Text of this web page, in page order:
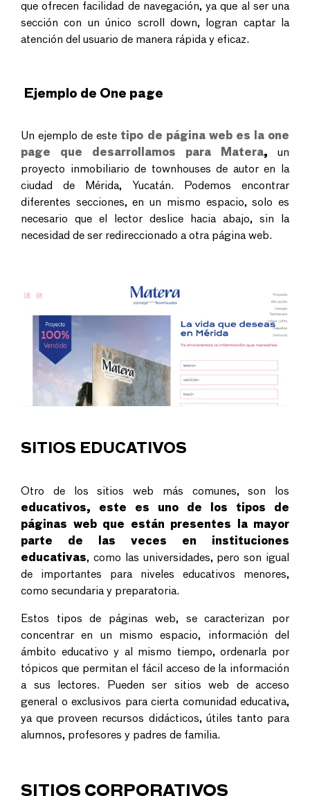
que ofrecen facilidad de navegación, ya que al ser una
sección con un único scroll down, logran captar la
atención del usuario de manera rápida y eficaz.
Ejemplo de One page
Un ejemplo de este tipo de página web es la one
page que desarrollamos para Matera, un
proyecto inmobiliario de townhouses de autor en la
ciudad de Mérida, Yucatán. Podemos encontrar
diferentes secciones, en un mismo espacio, solo es
necesario que el lector deslice hacia abajo, sin la
necesidad de ser redireccionado a otra página web.
SITIOS EDUCATIVOS
Otro de los sitios web más comunes, son los
educativos, este es uno de los tipos de
páginas web que están presentes la mayor
parte de las veces en instituciones
educativas, como las universidades, pero son igual
de importantes para niveles educativos menores,
como secundaria y preparatoria.
Estos tipos de páginas web, se caracterizan por
concentrar en un mismo espacio, información del
ámbito educativo y al mismo tiempo, ordenarla por
tópicos que permitan el fácil acceso de la información
a sus lectores. Pueden ser sitios web de acceso
general o exclusivos para cierta comunidad educativa,
ya que proveen recursos didácticos, útiles tanto para
alumnos, profesores y padres de familia.
SITIOS CORPORATIVOS